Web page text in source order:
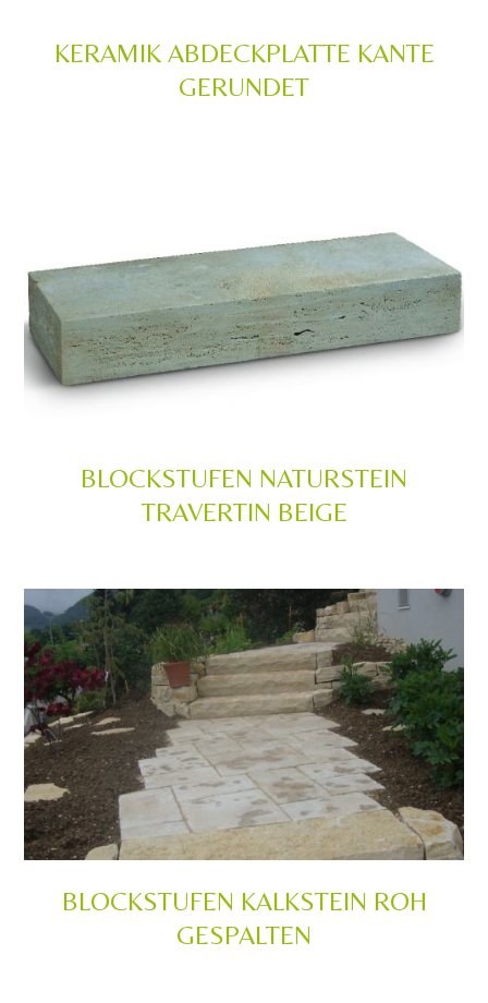
KERAMIK ABDECKPLATTE KANTE
GERUNDET
BLOCKSTUFEN NATURSTEIN
TRAVERTIN BEIGE
BLOCKSTUFEN KALKSTEIN ROH
GESPALTEN